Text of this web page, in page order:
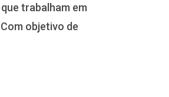
trabalham em
objetivo de